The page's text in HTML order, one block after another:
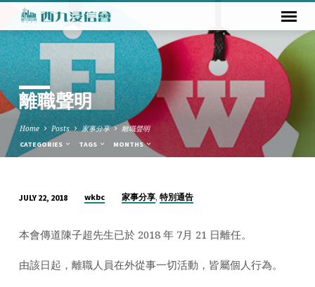
離職聲明
Home Posts 家事分享 離職聲明
CATEGORIES TAGS MONTHS
職
聲
明
JULY 22, 2018 wkbc 家事分享,特別通告
本會傳道陳子超先生已於 2018 年 7月 21 日離任。
由該日起，離職人員在外從事一切活動，皆屬個人行為。